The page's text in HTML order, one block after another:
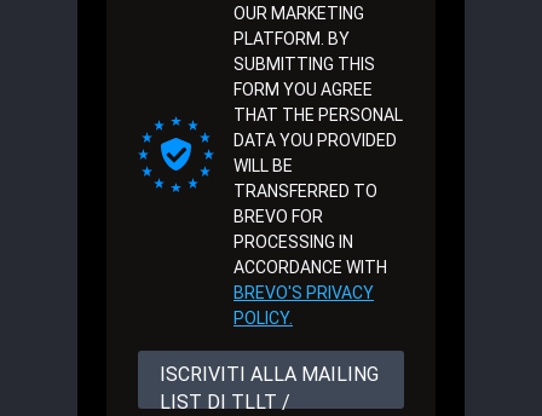
OUR MARKETING
PLATFORM. BY
SUBMITTING THIS
FORM YOU AGREE
THAT THE PERSONAL
DATA YOU PROVIDED
WILL BE
TRANSFERRED TO
BREVO FOR
PROCESSING IN
ACCORDANCE WITH
BREVO'S PRIVACY
POLICY.
ISCRIVITI ALLA MAILING
LIST DI TLLT /